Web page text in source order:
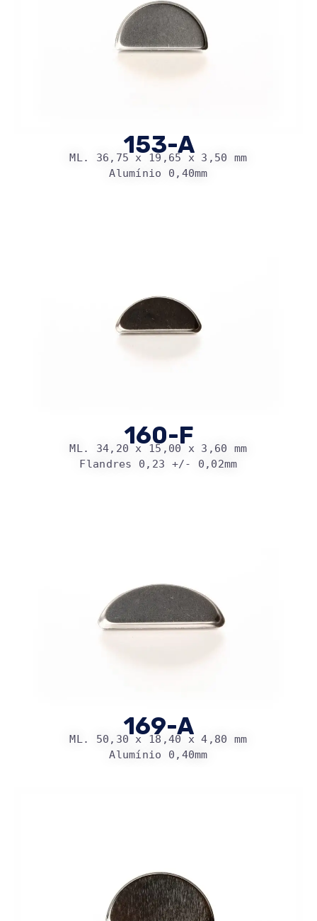
153-A
ML. 36,75 x 19,65 x 3,50 mm
Alumínio 0,40mm
160-F
ML. 34,20 x 15,00 x 3,60 mm
Flandres 0,23 +/- 0,02mm
169-A
ML. 50,30 x 18,40 x 4,80 mm
Alumínio 0,40mm